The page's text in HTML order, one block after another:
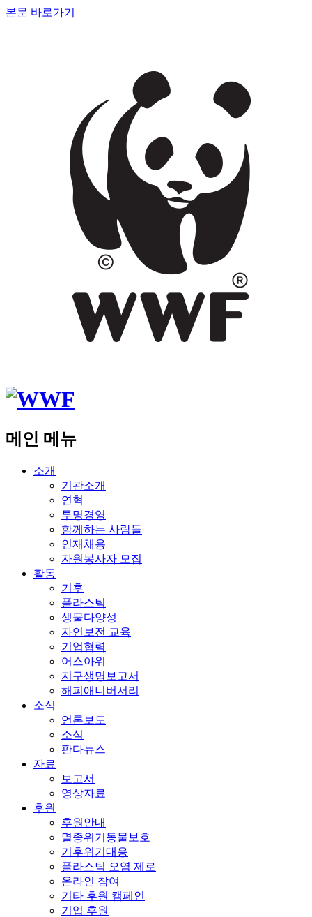
본문 바로가기
메인 메뉴
소개
기관소개
연혁
투명경영
함께하는 사람들
인재채용
자원봉사자 모집
활동
기후
플라스틱
생물다양성
자연보전 교육
기업협력
어스아워
지구생명보고서
해피애니버서리
소식
언론보도
소식
판다뉴스
자료
보고서
영상자료
후원
후원안내
멸종위기동물보호
기후위기대응
플라스틱 오염 제로
온라인 참여
기타 후원 캠페인
기업 후원